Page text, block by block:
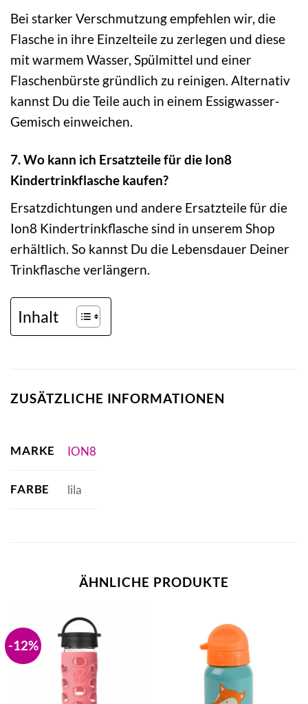
Bei starker Verschmutzung empfehlen wir, die
Flasche in ihre Einzelteile zu zerlegen und diese
mit warmem Wasser, Spülmittel und einer
Flaschenbürste gründlich zu reinigen. Alternativ
kannst Du die Teile auch in einem Essigwasser-
Gemisch einweichen.
7. Wo kann ich Ersatzteile für die Ion8
Kindertrinkflasche kaufen?
Ersatzdichtungen und andere Ersatzteile für die
Ion8 Kindertrinkflasche sind in unserem Shop
erhältlich. So kannst Du die Lebensdauer Deiner
Trinkflasche verlängern.
Inhalt
ZUSÄTZLICHE INFORMATIONEN
MARKE ION8
FARBE lila
ÄHNLICHE PRODUKTE
-12%